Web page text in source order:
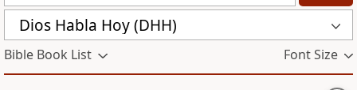
Dios Habla Hoy (DHH)
Bible Book List Font Size